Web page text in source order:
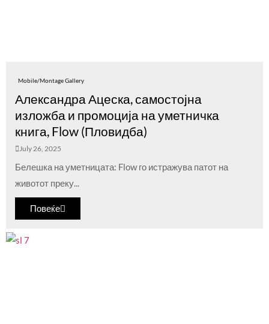
Mobile/Montage Gallery
Александра Ацеска, самостојна
изложба и промоција на уметничка
книга, Flow (Пловидба)
July 26, 2025
Белешка на уметницата: Flow го истражува патот на
животот преку...
Повеќе